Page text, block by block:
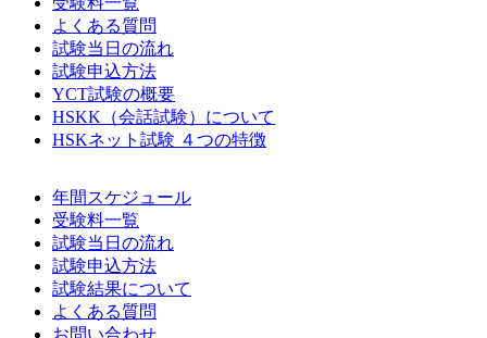
よくある質問
試験当日の流れ
試験申込方法
YCT試験の概要
HSKK（会話試験）について
HSKネット試験 ４つの特徴
年間スケジュール
受験料一覧
試験当日の流れ
試験申込方法
試験結果について
よくある質問
お問い合わせ